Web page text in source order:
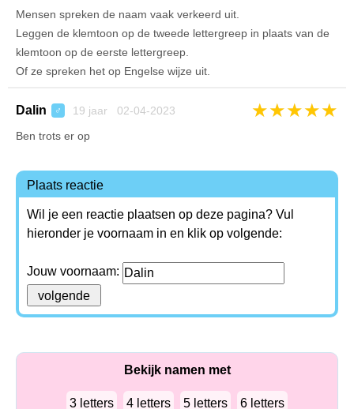
Mensen spreken de naam vaak verkeerd uit.
Leggen de klemtoon op de tweede lettergreep in plaats van de
klemtoon op de eerste lettergreep.
Of ze spreken het op Engelse wijze uit.
Dalin ♂ 19 jaar 02-04-2023 ★★★★★
Ben trots er op
Plaats reactie
Wil je een reactie plaatsen op deze pagina? Vul
hieronder je voornaam in en klik op volgende:
Jouw voornaam:
Bekijk namen met
3 letters 4 letters 5 letters 6 letters